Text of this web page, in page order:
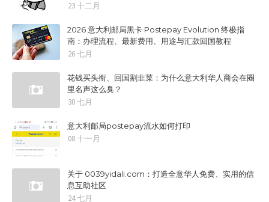
23 十二月
2026 意大利邮局黑卡 Postepay Evolution 终极指
南：办理流程、最新费用、用途与汇款回国教程
26 七月
花钱买头衔、回国割韭菜：为什么意大利华人商会在圈
里名声这么臭？
30 七月
意大利邮局postepay流水如何打印
08 十一月
关于 0039yidali.com：打造全意华人免费、实用的信
息互助社区
24 七月